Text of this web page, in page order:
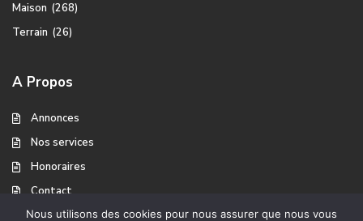
Maison (268)
Terrain (26)
A Propos
Annonces
Nos services
Honoraires
Contact
Nous utilisons des cookies pour nous assurer que nous vous